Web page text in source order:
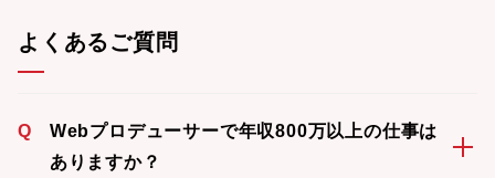
よくあるご質問
Q
Webプロデューサーで年収800万以上の仕事は
ありますか？